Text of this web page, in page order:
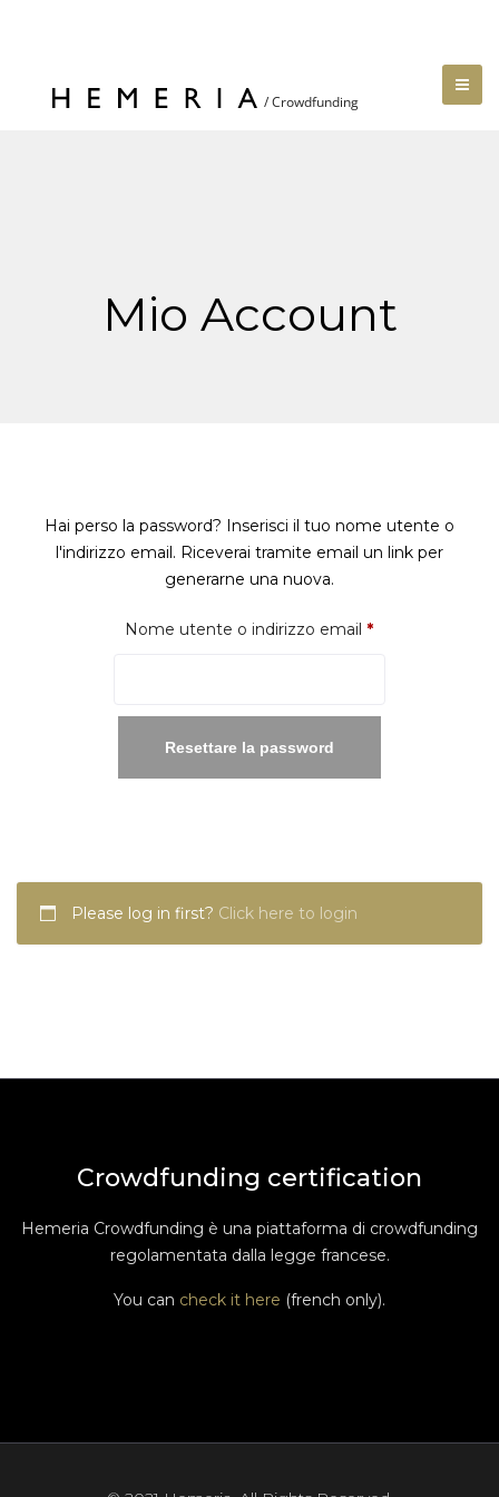
Mio Account
Hai perso la password? Inserisci il tuo nome utente o
l'indirizzo email. Riceverai tramite email un link per
generarne una nuova.
Nome utente o indirizzo email *Richiesto
Resettare la password
Please log in first? Click here to login
Crowdfunding certification
Hemeria Crowdfunding è una piattaforma di crowdfunding
regolamentata dalla legge francese.
You can check it here (french only).